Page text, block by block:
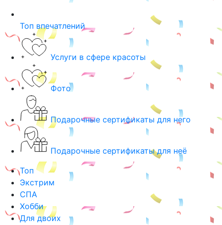
Топ впечатлений
Услуги в сфере красоты
Фото
Подарочные сертификаты для него
Подарочные сертификаты для неё
Топ
Экстрим
СПА
Хобби
Для двоих